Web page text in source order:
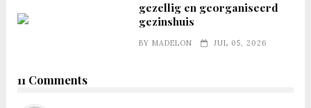
gezellig en georganiseerd
gezinshuis
BYMADELON JUL 05, 2026
11 Comments